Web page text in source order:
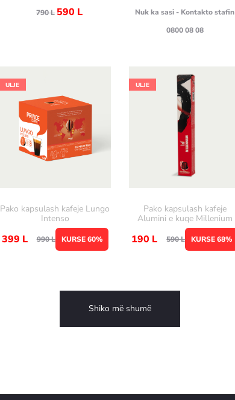
790L 590 L
Nuk ka sasi - Kontakto stafin
0800 08 08
ULJE
Pako kapsulash kafeje Lungo
Intenso
KURSE 60%
990L
399 L
ULJE
Pako kapsulash kafeje
Alumini e kuqe Millenium
KURSE 68%
590L
190 L
Shiko më shumë